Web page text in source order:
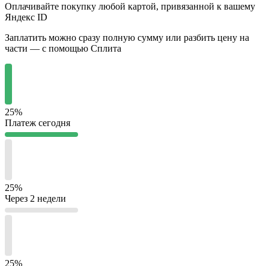
Оплачивайте покупку любой картой, привязанной к вашему
Яндекс ID
Заплатить можно сразу полную сумму или разбить цену на
части — с помощью Сплита
25%
Платеж сегодня
25%
Через 2 недели
25%